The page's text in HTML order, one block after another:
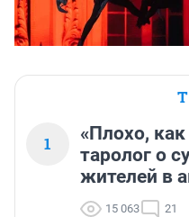
1
«Плохо, как
таролог о
жителей в
15 063 21